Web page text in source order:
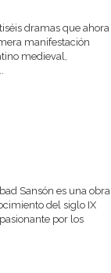
dramas que ahora
manifestación
medieval,
Sansón es una obra
del siglo IX
por los